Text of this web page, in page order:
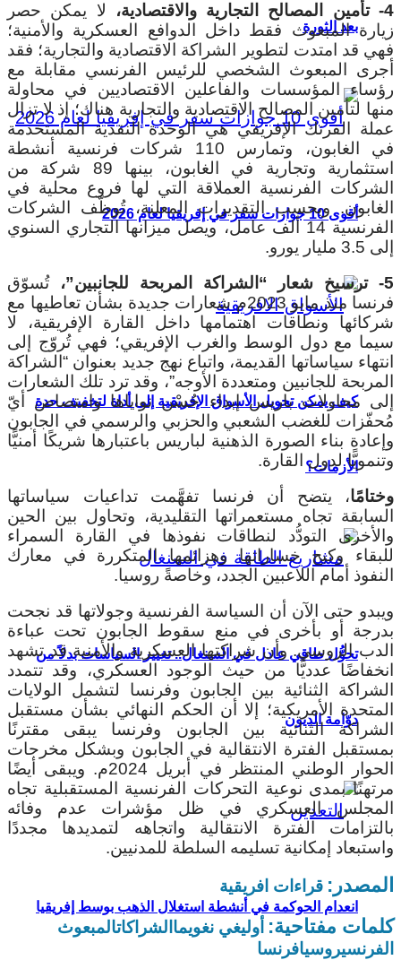
بعد الثورة
أقوى 10 جوازات سفر في إفريقيا لعام 2026
كيف يمكن تحويل الأسواق الإفريقية إلى أداة لتخفيف حدة
الأزمات؟
تحوُّل طاقي عادل في السنغال.. تغيير السياسات بدلاً من
دوّامة الديون
انعدام الحوكمة في أنشطة استغلال الذهب بوسط إفريقيا
4- تأمين المصالح التجارية والاقتصادية،
لا يمكن حصر
زيارة المبعوث فقط داخل الدوافع العسكرية والأمنية؛
فهي قد امتدت لتطوير الشراكة الاقتصادية والتجارية؛ فقد
أجرى المبعوث الشخصي للرئيس الفرنسي مقابلة مع
رؤساء المؤسسات والفاعلين الاقتصاديين في محاولة
منها لتأمين المصالح الاقتصادية والتجارية هناك؛ إذ لا تزال
عملة الفرنك الإفريقي هي الوحدة النقدية المستخدمة
في الغابون، وتمارس 110 شركات فرنسية أنشطة
استثمارية وتجارية في الغابون، بينها 89 شركة من
الشركات الفرنسية العملاقة التي لها فروع محلية في
الغابون. وبحسب التقديرات المعلنة، تُوظّف الشركات
الفرنسية 14 ألف عامل، ويصل ميزانها التجاري السنوي
إلى 3.5 مليار يورو.
5- ترسيخ شعار “الشراكة المربحة للجانبين”،
تُسوّق
فرنسا منذ مايو 2023م شعارات جديدة بشأن تعاطيها مع
شركائها ونطاقات اهتمامها داخل القارة الإفريقية، لا
سيما مع دول الوسط والغرب الإفريقي؛ فهي تُروّج إلى
انتهاء سياساتها القديمة، واتباع نهج جديد بعنوان “الشراكة
المربحة للجانبين ومتعددة الأوجه”، وقد ترد تلك الشعارات
إلى محاولات باريس إبداء حُسْن نواياها وامتصاص أيّ
مُحفّزات للغضب الشعبي والحزبي والرسمي في الجابون
وإعادة بناء الصورة الذهنية لباريس باعتبارها شريكًا أمنيًّا
وتنمويًّا لدول القارة.
وختامًا، يتضح أن فرنسا تفهَّمت تداعيات سياساتها
السابقة تجاه مستعمراتها التقليدية، وتحاول بين الحين
والأخرى التودُّد لنطاقات نفوذها في القارة السمراء
للبقاء وكبح خساراتها وهزائمها المتكررة في معارك
النفوذ أمام اللاعبين الجدد، وخاصةً روسيا.
ويبدو حتى الآن أن السياسة الفرنسية وجولاتها قد نجحت
بدرجة أو بأخرى في منع سقوط الجابون تحت عباءة
الدب الروسي. وأن شراكتها العسكرية والأمنية قد تشهد
انخفاضًا عدديًّا من حيث الوجود العسكري، وقد تتمدد
الشراكة الثنائية بين الجابون وفرنسا لتشمل الولايات
المتحدة الأمريكية؛ إلا أن الحكم النهائي بشأن مستقبل
الشراكة الثنائية بين الجابون وفرنسا يبقى مقترنًا
بمستقبل الفترة الانتقالية في الجابون وبشكل مخرجات
الحوار الوطني المنتظر في أبريل 2024م. ويبقى أيضًا
مرتهنًا بمدى نوعية التحركات الفرنسية المستقبلية تجاه
المجلس العسكري في ظل مؤشرات عدم وفائه
بالتزامات الفترة الانتقالية واتجاهه لتمديدها مجددًا
واستبعاد إمكانية تسليمه السلطة للمدنيين.
المصدر: قراءات افريقية
كلمات مفتاحية: أوليغي نغويما الشراكاتالمبعوث
الفرنسيروسيافرنسا